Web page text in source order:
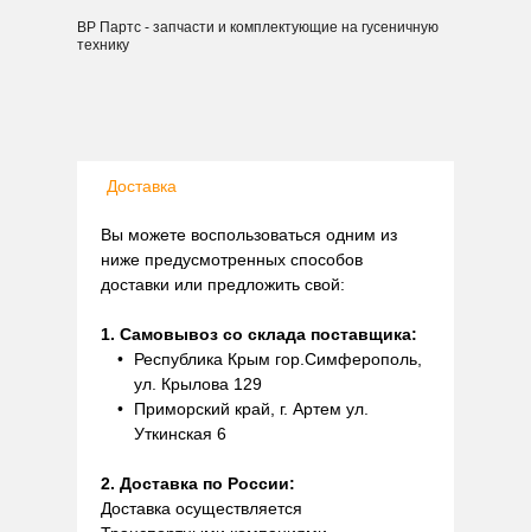
ВР Партс - запчасти и комплектующие на гусеничную
технику
Доставка
Вы можете воспользоваться одним из
ниже предусмотренных способов
доставки или предложить свой:
1. Самовывоз со склада поставщика:
Республика Крым гор.Симферополь,
ул. Крылова 129
Приморский край, г. Артем ул.
Уткинская 6
2. Доставка по России:
Доставка осуществляется